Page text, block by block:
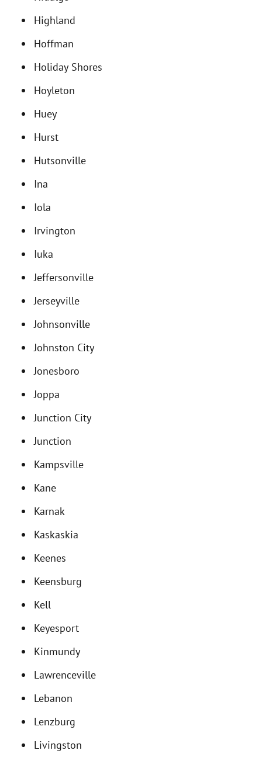
Highland
Hoffman
Holiday Shores
Hoyleton
Huey
Hurst
Hutsonville
Ina
Iola
Irvington
Iuka
Jeffersonville
Jerseyville
Johnsonville
Johnston City
Jonesboro
Joppa
Junction City
Junction
Kampsville
Kane
Karnak
Kaskaskia
Keenes
Keensburg
Kell
Keyesport
Kinmundy
Lawrenceville
Lebanon
Lenzburg
Livingston